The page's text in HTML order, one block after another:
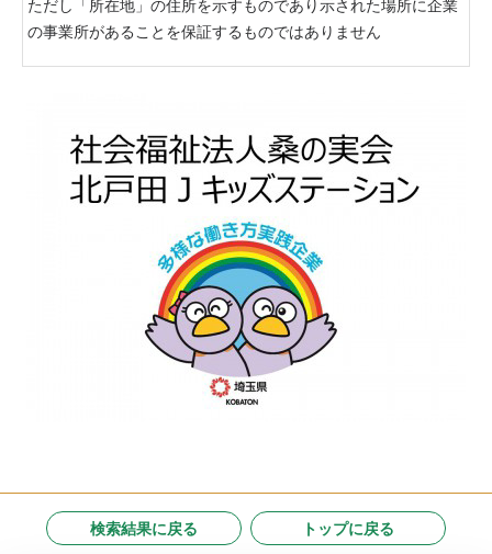
ただし「所在地」の住所を示すものであり示された場所に企業
の事業所があることを保証するものではありません
検索結果に戻る トップに戻る